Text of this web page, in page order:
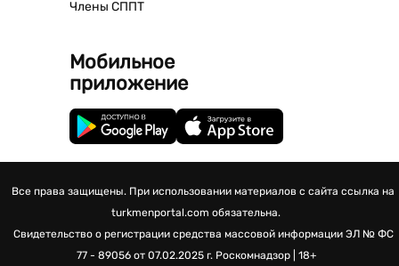
Члены СППТ
Мобильное
приложение
Все права защищены. При использовании материалов с сайта ссылка на
turkmenportal.com обязательна.
Свидетельство о регистрации средства массовой информации ЭЛ № ФС
77 - 89056 от 07.02.2025 г. Роскомнадзор | 18+